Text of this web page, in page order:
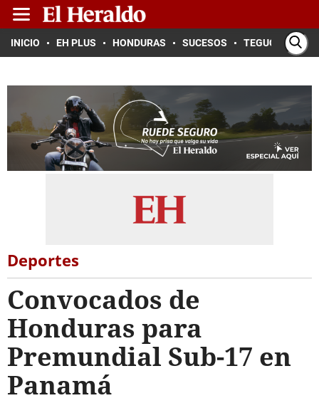
INICIO EH PLUS HONDURAS SUCESOS TEGUCIGALPA
Deportes
Convocados de
Honduras para
Premundial Sub-17 en
Panamá